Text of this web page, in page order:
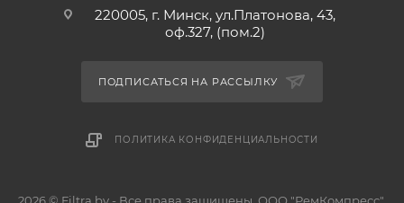
220005, г. Минск, ул.Платонова, 43,
оф.327, (пом.2)
ПОДПИСАТЬСЯ НА РАССЫЛКУ
ПОЛИТИКА КОНФИДЕНЦИАЛЬНОСТИ